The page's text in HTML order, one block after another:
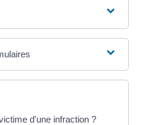
d'une infraction ?